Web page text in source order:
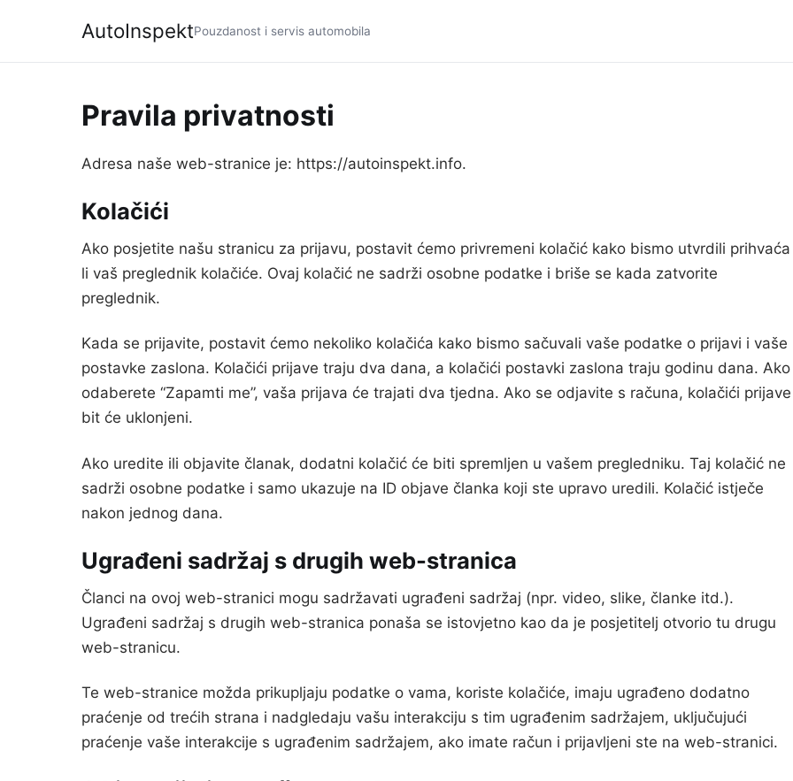
AutoInspektPouzdanost i servis automobila
Pravila privatnosti
Adresa naše web-stranice je: https://autoinspekt.info.
Kolačići
Ako posjetite našu stranicu za prijavu, postavit ćemo privremeni kolačić kako bismo utvrdili prihvaća
li vaš preglednik kolačiće. Ovaj kolačić ne sadrži osobne podatke i briše se kada zatvorite
preglednik.
Kada se prijavite, postavit ćemo nekoliko kolačića kako bismo sačuvali vaše podatke o prijavi i vaše
postavke zaslona. Kolačići prijave traju dva dana, a kolačići postavki zaslona traju godinu dana. Ako
odaberete “Zapamti me”, vaša prijava će trajati dva tjedna. Ako se odjavite s računa, kolačići prijave
bit će uklonjeni.
Ako uredite ili objavite članak, dodatni kolačić će biti spremljen u vašem pregledniku. Taj kolačić ne
sadrži osobne podatke i samo ukazuje na ID objave članka koji ste upravo uredili. Kolačić istječe
nakon jednog dana.
Ugrađeni sadržaj s drugih web-stranica
Članci na ovoj web-stranici mogu sadržavati ugrađeni sadržaj (npr. video, slike, članke itd.).
Ugrađeni sadržaj s drugih web-stranica ponaša se istovjetno kao da je posjetitelj otvorio tu drugu
web-stranicu.
Te web-stranice možda prikupljaju podatke o vama, koriste kolačiće, imaju ugrađeno dodatno
praćenje od trećih strana i nadgledaju vašu interakciju s tim ugrađenim sadržajem, uključujući
praćenje vaše interakcije s ugrađenim sadržajem, ako imate račun i prijavljeni ste na web-stranici.